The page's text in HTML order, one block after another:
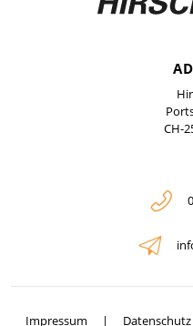
CH-
Impressum